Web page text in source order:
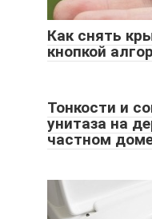
Как снять
кнопкой
Тонкости и
унитаза на
частном